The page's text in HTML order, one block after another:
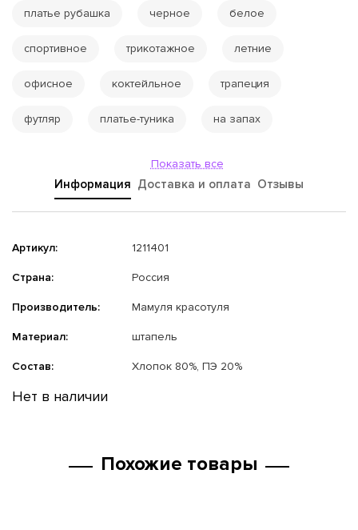
платье рубашка черное белое
спортивное трикотажное летние
офисное коктейльное трапеция
футляр платье-туника на запах
Показать все
Информация Доставка и оплата Отзывы
Артикул: 1211401
Страна: Россия
Производитель: Мамуля красотуля
Материал: штапель
Состав: Хлопок 80%, ПЭ 20%
Нет в наличии
Похожие товары